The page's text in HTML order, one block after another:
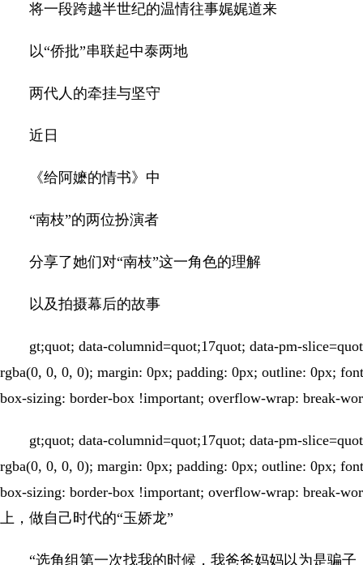
将一段跨越半世纪的温情往事娓娓道来
以“侨批”串联起中泰两地
两代人的牵挂与坚守
近日
《给阿嬷的情书》中
“南枝”的两位扮演者
分享了她们对“南枝”这一角色的理解
以及拍摄幕后的故事
gt;quot; data-columnid=quot;17quot; data-pm-
rgba(0, 0, 0, 0); margin: 0px; padding: 0px; outline: 0px;
box-sizing: border-box !important; overflow-wrap: break-
gt;quot; data-columnid=quot;17quot; data-pm-
rgba(0, 0, 0, 0); margin: 0px; padding: 0px; outline: 0px;
box-sizing: border-box !important; overflow-wrap: break-
上，做自己时代的“玉娇龙”
“选角组第一次找我的时候，我爸爸妈妈以为是骗